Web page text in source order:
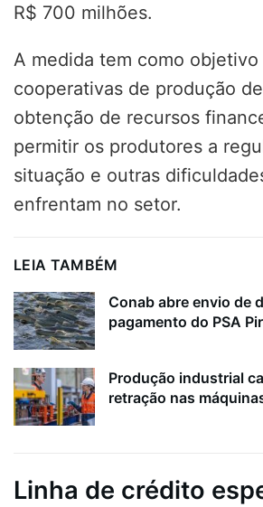
R$ 700 milhões.
A medida tem como
cooperativas de produção
obtenção de recursos
permitir os produtores a
situação e outras
enfrentam no setor.
LEIA TAMBÉM
Conab abre envio de
pagamento do PSA
Produção industrial
retração nas
Linha de crédito